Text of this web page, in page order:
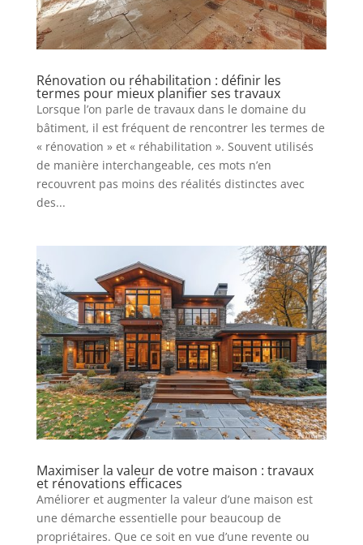
Rénovation ou réhabilitation : définir les
termes pour mieux planifier ses travaux
Lorsque l’on parle de travaux dans le domaine du
bâtiment, il est fréquent de rencontrer les termes de
« rénovation » et « réhabilitation ». Souvent utilisés
de manière interchangeable, ces mots n’en
recouvrent pas moins des réalités distinctes avec
des...
Maximiser la valeur de votre maison : travaux
et rénovations efficaces
Améliorer et augmenter la valeur d’une maison est
une démarche essentielle pour beaucoup de
propriétaires. Que ce soit en vue d’une revente ou